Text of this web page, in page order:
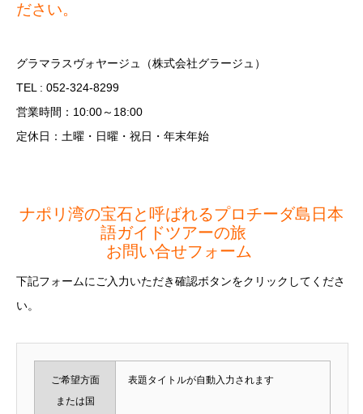
ださい。
グラマラスヴォヤージュ（株式会社グラージュ）
TEL : 052-324-8299
営業時間：10:00～18:00
定休日：土曜・日曜・祝日・年末年始
ナポリ湾の宝石と呼ばれるプロチーダ島日本
語ガイドツアーの旅
お問い合せフォーム
下記フォームにご入力いただき確認ボタンをクリックしてくださ
い。
ご希望方面
または国
表題タイトルが自動入力されます